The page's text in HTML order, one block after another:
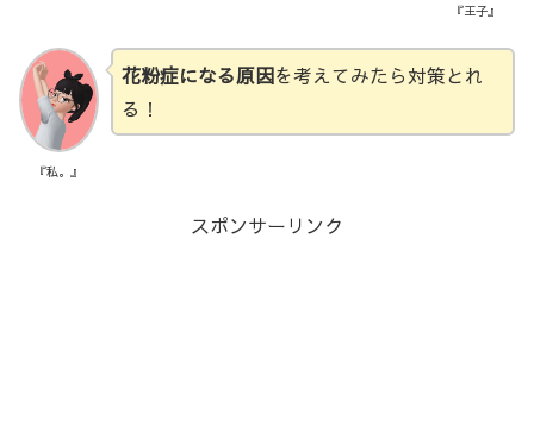
『王子』
『私。』
花粉症になる原因を考えてみたら対策とれ
る！
スポンサーリンク